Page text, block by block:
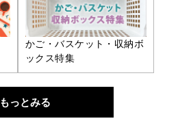
かご・バスケット・収納ボ
ックス特集
もっとみる